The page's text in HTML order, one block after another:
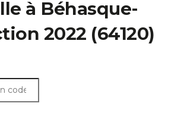
à Béhasque-
2022 (64120)